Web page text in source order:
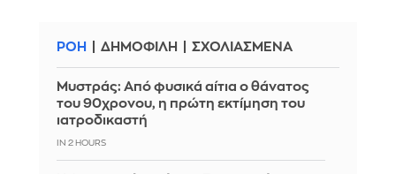
ΡΟΗ ΔΗΜΟΦΙΛΗ ΣΧΟΛΙΑΣΜΕΝΑ
Μυστράς: Από φυσικά αίτια ο θάνατος
του 90χρονου, η πρώτη εκτίμηση του
ιατροδικαστή
IN 2 HOURS